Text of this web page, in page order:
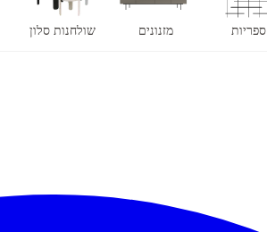
ספריות מזנונים שולחנות סלון